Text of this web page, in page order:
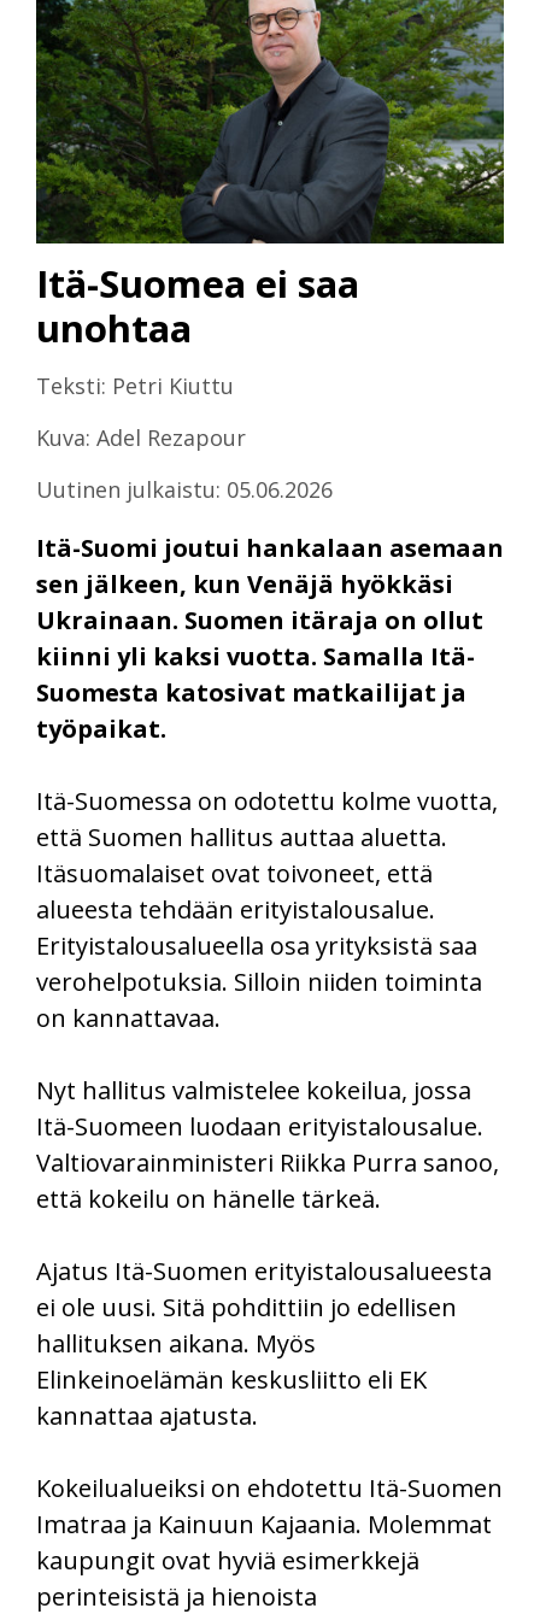
Itä-Suomea ei saa
unohtaa
Teksti: Petri Kiuttu
Kuva: Adel Rezapour
Uutinen julkaistu: 05.06.2026
Itä-Suomi joutui hankalaan asemaan
sen jälkeen, kun Venäjä hyökkäsi
Ukrainaan. Suomen itäraja on ollut
kiinni yli kaksi vuotta. Samalla Itä-
Suomesta katosivat matkailijat ja
työpaikat.
Itä-Suomessa on odotettu kolme vuotta,
että Suomen hallitus auttaa aluetta.
Itäsuomalaiset ovat toivoneet, että
alueesta tehdään erityistalousalue.
Erityistalousalueella osa yrityksistä saa
verohelpotuksia. Silloin niiden toiminta
on kannattavaa.
Nyt hallitus valmistelee kokeilua, jossa
Itä-Suomeen luodaan erityistalousalue.
Valtiovarainministeri Riikka Purra sanoo,
että kokeilu on hänelle tärkeä.
Ajatus Itä-Suomen erityistalousalueesta
ei ole uusi. Sitä pohdittiin jo edellisen
hallituksen aikana. Myös
Elinkeinoelämän keskusliitto eli EK
kannattaa ajatusta.
Kokeilualueiksi on ehdotettu Itä-Suomen
Imatraa ja Kainuun Kajaania. Molemmat
kaupungit ovat hyviä esimerkkejä
perinteisistä ja hienoista